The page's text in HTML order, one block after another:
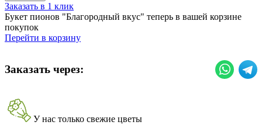
Заказать в 1 клик
Букет пионов "Благородный вкус" теперь в вашей корзине
покупок
Перейти в корзину
Заказать через:
У нас только свежие цветы